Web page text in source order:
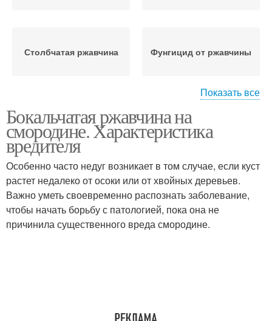
Столбчатая ржавчина Фунгицид от ржавчины
Сода от ржавчины Ржавчина на красной
Ржавчина на листьях
Фитолавины от
ржавчины
Борьба с ржавчиной
Показать все
Бокальчатая ржавчина на
смородине. Характеристика
вредителя
Особенно часто недуг возникает в том случае, если куст
растет недалеко от осоки или от хвойных деревьев.
Важно уметь своевременно распознать заболевание,
чтобы начать борьбу с патологией, пока она не
причинила существенного вреда смородине.